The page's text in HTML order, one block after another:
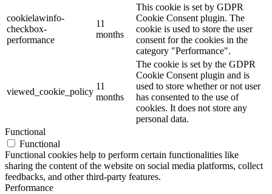
cookielawinfo-
checkbox-
performance
11
months
This cookie is set by GDPR
Cookie Consent plugin. The
cookie is used to store the user
consent for the cookies in the
category "Performance".
viewed_cookie_policy
11
months
The cookie is set by the GDPR
Cookie Consent plugin and is
used to store whether or not user
has consented to the use of
cookies. It does not store any
personal data.
Functional
Functional
Functional cookies help to perform certain functionalities like
sharing the content of the website on social media platforms, collect
feedbacks, and other third-party features.
Performance